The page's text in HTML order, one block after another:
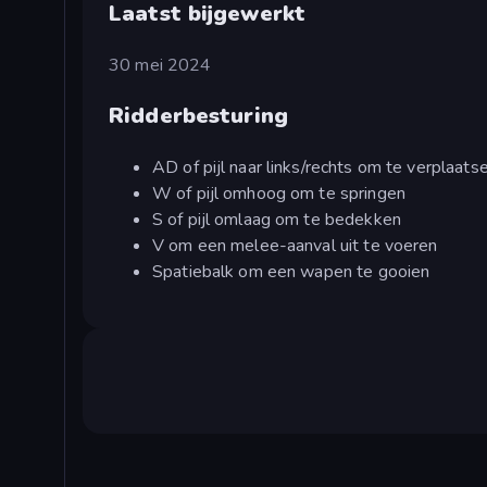
Laatst bijgewerkt
30 mei 2024
Ridderbesturing
AD of pijl naar links/rechts om te
W of pijl omhoog om te springen
S of pijl omlaag om te bedekken
V om een melee-aanval uit te voeren
Spatiebalk om een wapen te gooien